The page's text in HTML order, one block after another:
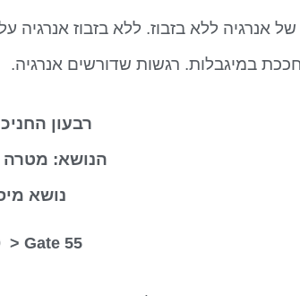
של אנרגיה ללא בזבוז. ללא בזבוז אנרגיה
במיגבלות. רגשות שדורשים אנרגיה.
רבעון
הנושא:
נושא
55 Gate 49 <
> Gate